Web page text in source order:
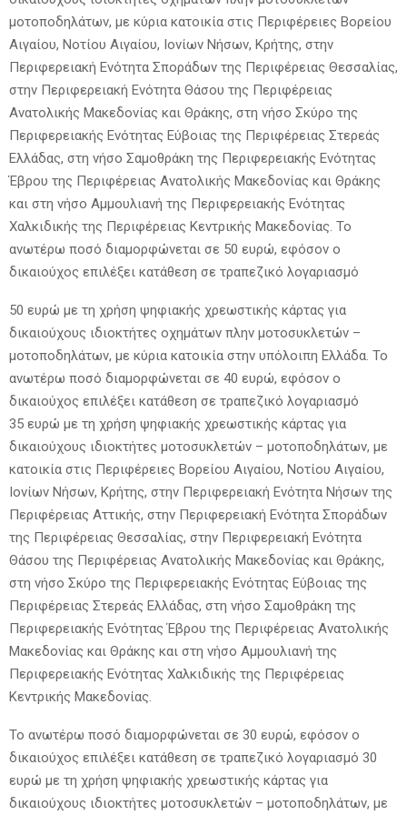
μοτοποδηλάτων, με κύρια κατοικία στις Περιφέρειες Βορείου
Αιγαίου, Νοτίου Αιγαίου, Ιονίων Νήσων, Κρήτης, στην
Περιφερειακή Ενότητα Σποράδων της Περιφέρειας Θεσσαλίας,
στην Περιφερειακή Ενότητα Θάσου της Περιφέρειας
Ανατολικής Μακεδονίας και Θράκης, στη νήσο Σκύρο της
Περιφερειακής Ενότητας Εύβοιας της Περιφέρειας Στερεάς
Ελλάδας, στη νήσο Σαμοθράκη της Περιφερειακής Ενότητας
Έβρου της Περιφέρειας Ανατολικής Μακεδονίας και Θράκης
και στη νήσο Αμμουλιανή της Περιφερειακής Ενότητας
Χαλκιδικής της Περιφέρειας Κεντρικής Μακεδονίας. Το
ανωτέρω ποσό διαμορφώνεται σε 50 ευρώ, εφόσον ο
δικαιούχος επιλέξει κατάθεση σε τραπεζικό λογαριασμό
50 ευρώ με τη χρήση ψηφιακής χρεωστικής κάρτας για
δικαιούχους ιδιοκτήτες οχημάτων πλην μοτοσυκλετών –
μοτοποδηλάτων, με κύρια κατοικία στην υπόλοιπη Ελλάδα. Το
ανωτέρω ποσό διαμορφώνεται σε 40 ευρώ, εφόσον ο
δικαιούχος επιλέξει κατάθεση σε τραπεζικό λογαριασμό
35 ευρώ με τη χρήση ψηφιακής χρεωστικής κάρτας για
δικαιούχους ιδιοκτήτες μοτοσυκλετών – μοτοποδηλάτων, με
κατοικία στις Περιφέρειες Βορείου Αιγαίου, Νοτίου Αιγαίου,
Ιονίων Νήσων, Κρήτης, στην Περιφερειακή Ενότητα Νήσων της
Περιφέρειας Αττικής, στην Περιφερειακή Ενότητα Σποράδων
της Περιφέρειας Θεσσαλίας, στην Περιφερειακή Ενότητα
Θάσου της Περιφέρειας Ανατολικής Μακεδονίας και Θράκης,
στη νήσο Σκύρο της Περιφερειακής Ενότητας Εύβοιας της
Περιφέρειας Στερεάς Ελλάδας, στη νήσο Σαμοθράκη της
Περιφερειακής Ενότητας Έβρου της Περιφέρειας Ανατολικής
Μακεδονίας και Θράκης και στη νήσο Αμμουλιανή της
Περιφερειακής Ενότητας Χαλκιδικής της Περιφέρειας
Κεντρικής Μακεδονίας.
Το ανωτέρω ποσό διαμορφώνεται σε 30 ευρώ, εφόσον ο
δικαιούχος επιλέξει κατάθεση σε τραπεζικό λογαριασμό 30
ευρώ με τη χρήση ψηφιακής χρεωστικής κάρτας για
δικαιούχους ιδιοκτήτες μοτοσυκλετών – μοτοποδηλάτων, με